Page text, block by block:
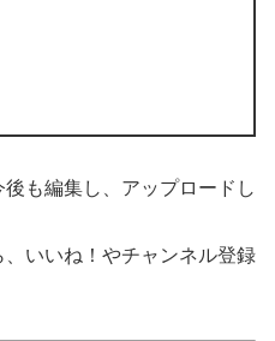
も編集し、アップロードし
いいね！やチャンネル登録